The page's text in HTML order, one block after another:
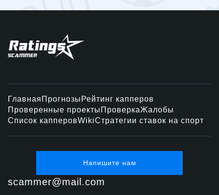
Главная Прогнозы Рейтинг капперов
Проверенные проекты ПроверкаЖалобы
Список капперовWikiСтратегии ставок на спорт
Напишите нам
scammer@mail.com